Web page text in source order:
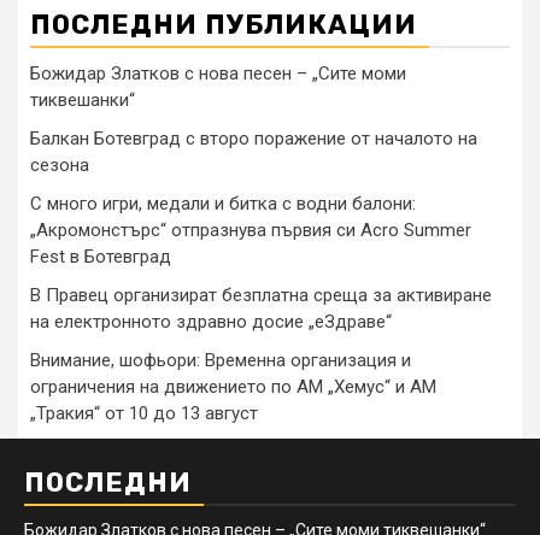
ПОСЛЕДНИ ПУБЛИКАЦИИ
Божидар Златков с нова песен – „Сите моми
тиквешанки“
Балкан Ботевград с второ поражение от началото на
сезона
С много игри, медали и битка с водни балони:
„Акромонстърс“ отпразнува първия си Acro Summer
Fest в Ботевград
В Правец организират безплатна среща за активиране
на електронното здравно досие „еЗдраве“
Внимание, шофьори: Временна организация и
ограничения на движението по АМ „Хемус“ и АМ
„Тракия“ от 10 до 13 август
ПОСЛЕДНИ
Божидар Златков с нова песен – „Сите моми тиквешанки“